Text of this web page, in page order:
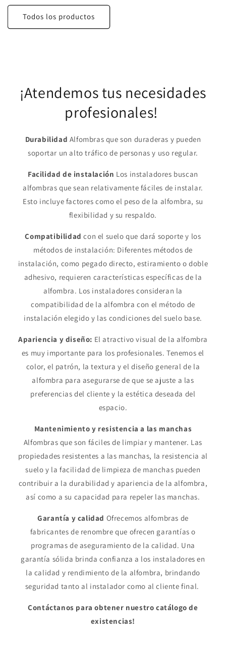
Todos los productos
¡Atendemos tus necesidades
profesionales!
Durabilidad Alfombras que son duraderas y pueden
soportar un alto tráfico de personas y uso regular.
Facilidad de instalación Los instaladores buscan
alfombras que sean relativamente fáciles de instalar.
Esto incluye factores como el peso de la alfombra, su
flexibilidad y su respaldo.
Compatibilidad con el suelo que dará soporte y los
métodos de instalación: Diferentes métodos de
instalación, como pegado directo, estiramiento o doble
adhesivo, requieren características específicas de la
alfombra. Los instaladores consideran la
compatibilidad de la alfombra con el método de
instalación elegido y las condiciones del suelo base.
Apariencia y diseño: El atractivo visual de la alfombra
es muy importante para los profesionales. Tenemos el
color, el patrón, la textura y el diseño general de la
alfombra para asegurarse de que se ajuste a las
preferencias del cliente y la estética deseada del
espacio.
Mantenimiento y resistencia a las manchas
Alfombras que son fáciles de limpiar y mantener. Las
propiedades resistentes a las manchas, la resistencia al
suelo y la facilidad de limpieza de manchas pueden
contribuir a la durabilidad y apariencia de la alfombra,
así como a su capacidad para repeler las manchas.
Garantía y calidad Ofrecemos alfombras de
fabricantes de renombre que ofrecen garantías o
programas de aseguramiento de la calidad. Una
garantía sólida brinda confianza a los instaladores en
la calidad y rendimiento de la alfombra, brindando
seguridad tanto al instalador como al cliente final.
Contáctanos para obtener nuestro catálogo de
existencias!